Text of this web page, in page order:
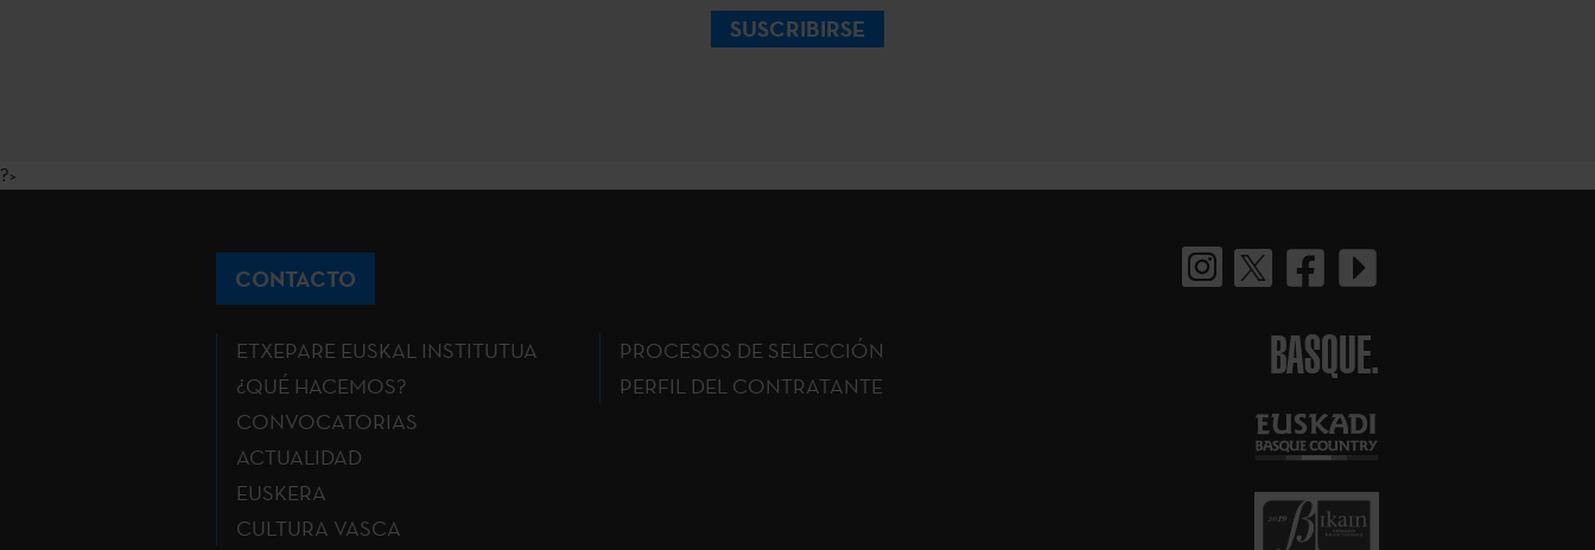
SUSCRIBIRSE
?>
CONTACTO
ETXEPARE EUSKAL INSTITUTUA
¿QUÉ HACEMOS?
CONVOCATORIAS
ACTUALIDAD
EUSKERA
CULTURA VASCA
PROCESOS DE SELECCIÓN
PERFIL DEL CONTRATANTE
BASQUE.